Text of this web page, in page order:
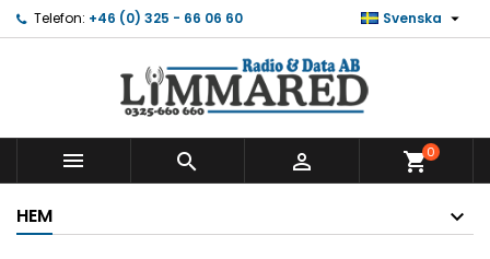
Telefon: +46 (0) 325 - 66 06 60 Svenska 
   shopping_cart0
HEM